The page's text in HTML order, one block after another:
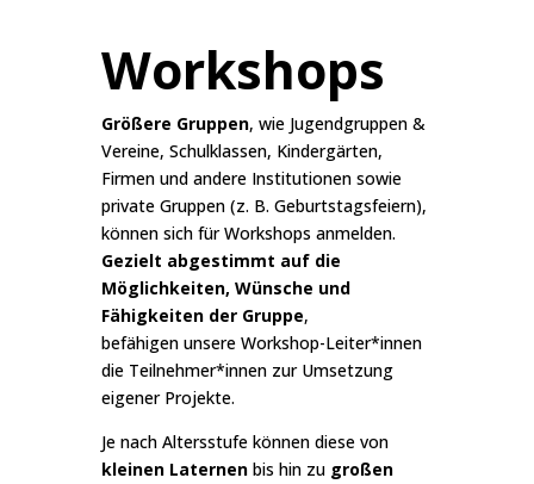
Workshops
Größere Gruppen, wie Jugendgruppen &
Vereine, Schulklassen, Kindergärten,
Firmen und andere Institutionen sowie
private Gruppen (z. B. Geburtstagsfeiern),
können sich für Workshops anmelden.
Gezielt abgestimmt auf die
Möglichkeiten, Wünsche und
Fähigkeiten der Gruppe,
befähigen unsere Workshop-Leiter*innen
die Teilnehmer*innen zur Umsetzung
eigener Projekte.
Je nach Altersstufe können diese von
kleinen Laternenbis hin zu großen